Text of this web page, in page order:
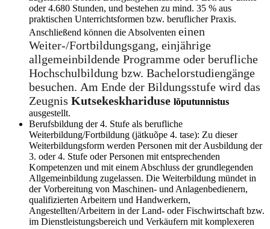
oder 4.680 Stunden, und bestehen zu mind. 35 % aus
praktischen Unterrichtsformen bzw. beruflicher Praxis.
Anschließend können die Absolventen einen
Weiter-/Fortbildungsgang, einjährige
allgemeinbildende Programme oder berufliche
Hochschulbildung bzw. Bachelorstudiengänge
besuchen. Am Ende der Bildungsstufe wird das
Zeugnis Kutsekeskhariduse lõputunnistus
ausgestellt.
Berufsbildung der 4. Stufe als berufliche
Weiterbildung/Fortbildung (jätkuõpe 4. tase): Zu dieser
Weiterbildungsform werden Personen mit der Ausbildung der
3. oder 4. Stufe oder Personen mit entsprechenden
Kompetenzen und mit einem Abschluss der grundlegenden
Allgemeinbildung zugelassen. Die Weiterbildung mündet in
der Vorbereitung von Maschinen- und Anlagenbedienern,
qualifizierten Arbeitern und Handwerkern,
Angestellten/Arbeitern in der Land- oder Fischwirtschaft bzw.
im Dienstleistungsbereich und Verkäufern mit komplexeren